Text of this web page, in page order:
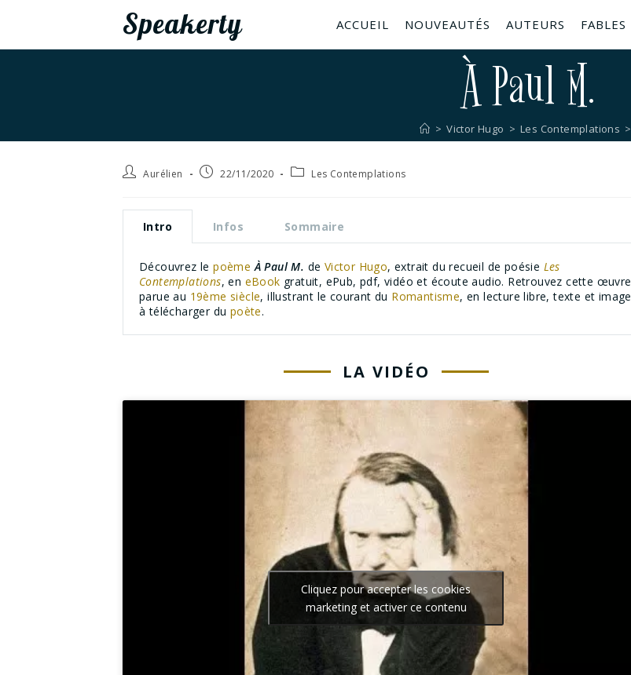
Speakerty ACCUEIL NOUVEAUTÉS AUTEURS FABLES
À Paul M.
> Victor Hugo > Les Contemplations >
Aurélien 22/11/2020 Les Contemplations
Intro Infos Sommaire
Découvrez lepoème À Paul M. de Victor Hugo, extrait du recueil de poésie Les
Contemplations, en eBook gratuit, ePub, pdf, vidéo et écoute audio. Retrouvez cette œuvre
parue au 19ème siècle, illustrant le courant du Romantisme, en lecture libre, texte et image
à télécharger du poète.
LA VIDÉO
Cliquez pour accepter les cookies
marketing et activer ce contenu